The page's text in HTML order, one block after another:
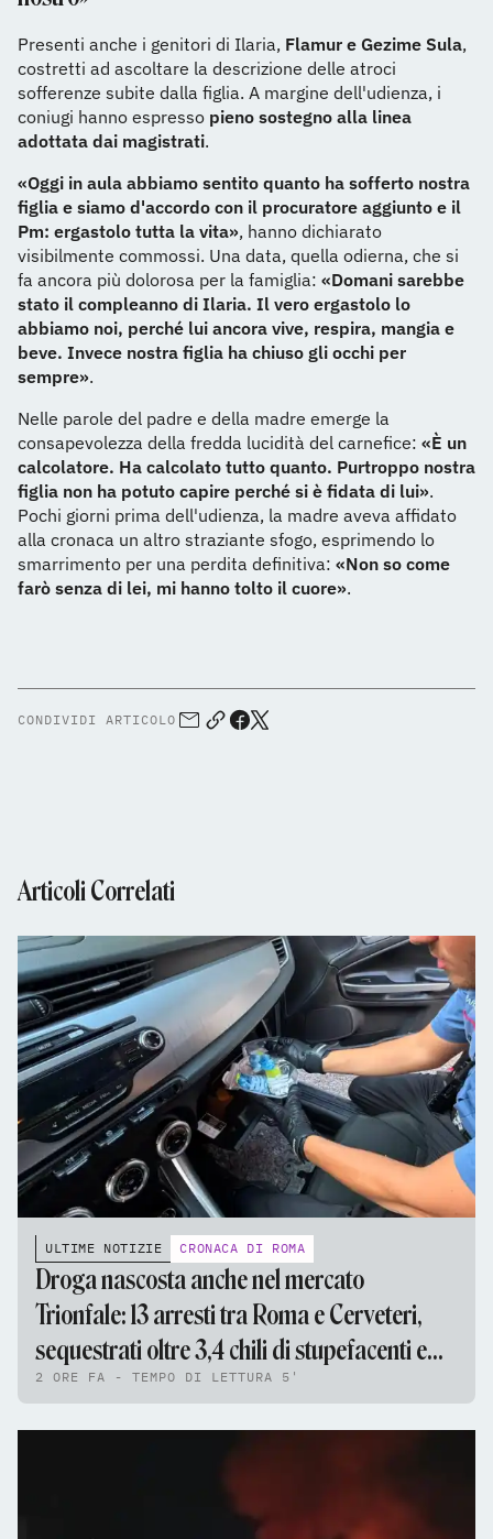
Presenti anche i genitori di Ilaria, Flamur e Gezime Sula,
costretti ad ascoltare la descrizione delle atroci
sofferenze subite dalla figlia. A margine dell'udienza, i
coniugi hanno espresso pieno sostegno alla linea
adottata dai magistrati.
«Oggi in aula abbiamo sentito quanto ha sofferto nostra
figlia e siamo d'accordo con il procuratore aggiunto e il
Pm: ergastolo tutta la vita», hanno dichiarato
visibilmente commossi. Una data, quella odierna, che si
fa ancora più dolorosa per la famiglia: «Domani sarebbe
stato il compleanno di Ilaria. Il vero ergastolo lo
abbiamo noi, perché lui ancora vive, respira, mangia e
beve. Invece nostra figlia ha chiuso gli occhi per
sempre».
Nelle parole del padre e della madre emerge la
consapevolezza della fredda lucidità del carnefice: «È un
calcolatore. Ha calcolato tutto quanto. Purtroppo nostra
figlia non ha potuto capire perché si è fidata di lui».
Pochi giorni prima dell'udienza, la madre aveva affidato
alla cronaca un altro straziante sfogo, esprimendo lo
smarrimento per una perdita definitiva: «Non so come
farò senza di lei, mi hanno tolto il cuore».
CONDIVIDI ARTICOLO
Articoli Correlati
ULTIME NOTIZIE CRONACA DI ROMA
Droga nascosta anche nel mercato
Trionfale: 13 arresti tra Roma e Cerveteri,
sequestrati oltre 3,4 chili di stupefacenti e
95mila euro
2 ORE FA - TEMPO DI LETTURA 5'